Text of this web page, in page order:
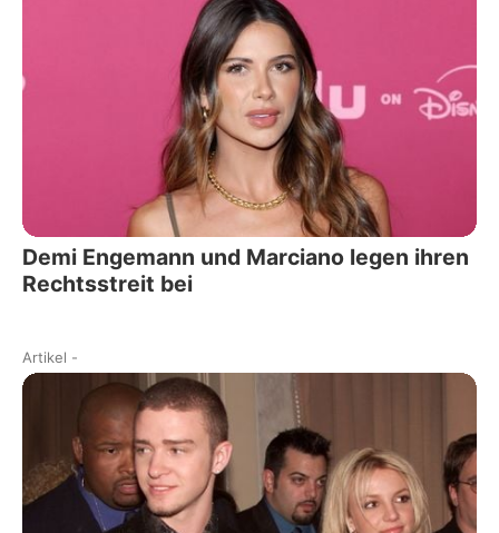
Demi Engemann und Marciano legen ihren
Rechtsstreit bei
Artikel -